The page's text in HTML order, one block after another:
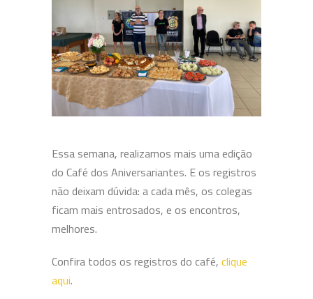
Essa semana, realizamos mais uma edição
do Café dos Aniversariantes. E os registros
não deixam dúvida: a cada mês, os colegas
ficam mais entrosados, e os encontros,
melhores.
Confira todos os registros do café, clique
aqui.